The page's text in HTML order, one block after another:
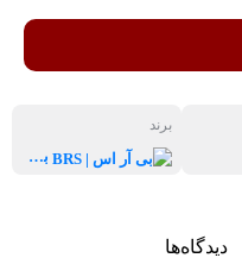
برند
بی آر اس | BRS
دیدگاه‌ها